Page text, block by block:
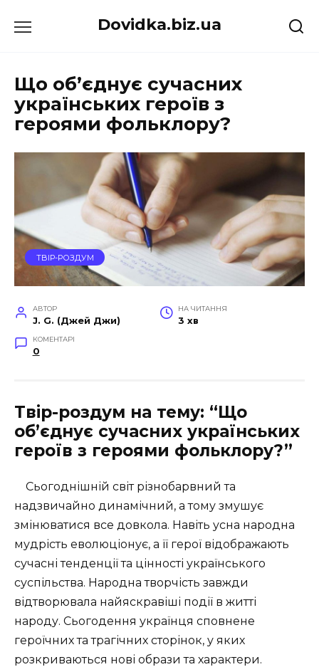
до
Dovidka.biz.ua
Що об’єднує сучасних
українських героїв з
героями фольклору?
ТВІР-РОЗДУМ
АВТОР
J. G. (Джей Джи)
НА ЧИТАННЯ
3 хв
КОМЕНТАРІ
0
Твір-роздум на тему: “Що
об’єднує сучасних українських
героїв з героями фольклору?”
Сьогоднішній світ різнобарвний та
надзвичайно динамічний, а тому змушує
змінюватися все довкола. Навіть усна народна
мудрість еволюціонує, а її герої відображають
сучасні тенденції та цінності українського
суспільства. Народна творчість завжди
відтворювала найяскравіші події в житті
народу. Сьогодення українця сповнене
героїчних та трагічних сторінок, у яких
розкриваються нові образи та характери.